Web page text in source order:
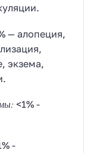
— алопеция,
экзема,
<1% -
-